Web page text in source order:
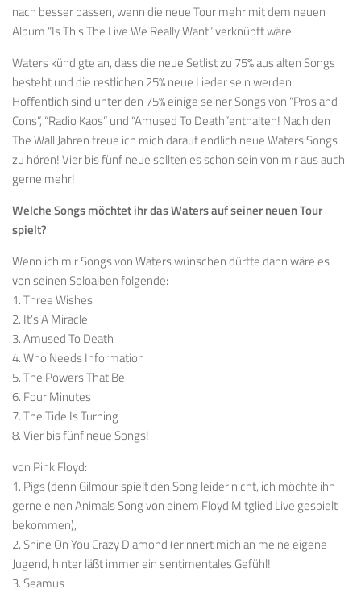
nach besser passen, wenn die neue Tour mehr mit dem neuen
Album “Is This The Live We Really Want” verknüpft wäre.
Waters kündigte an, dass die neue Setlist zu 75% aus alten Songs
besteht und die restlichen 25% neue Lieder sein werden.
Hoffentlich sind unter den 75% einige seiner Songs von “Pros and
Cons”, “Radio Kaos” und “Amused To Death”enthalten! Nach den
The Wall Jahren freue ich mich darauf endlich neue Waters Songs
zu hören! Vier bis fünf neue sollten es schon sein von mir aus auch
gerne mehr!
Welche Songs möchtet ihr das Waters auf seiner neuen Tour
spielt?
Wenn ich mir Songs von Waters wünschen dürfte dann wäre es
von seinen Soloalben folgende:
1. Three Wishes
2. It’s A Miracle
3. Amused To Death
4. Who Needs Information
5. The Powers That Be
6. Four Minutes
7. The Tide Is Turning
8. Vier bis fünf neue Songs!
von Pink Floyd:
1. Pigs (denn Gilmour spielt den Song leider nicht, ich möchte ihn
gerne einen Animals Song von einem Floyd Mitglied Live gespielt
bekommen),
2. Shine On You Crazy Diamond (erinnert mich an meine eigene
Jugend, hinter läßt immer ein sentimentales Gefühl!
3. Seamus